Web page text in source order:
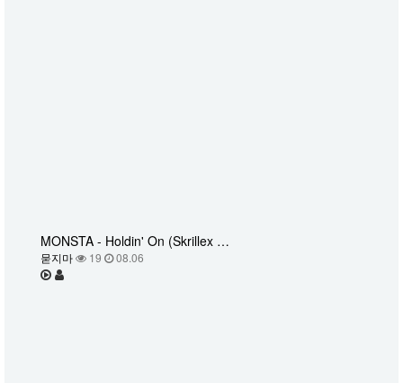
MONSTA - Holdin' On (Skrillex …
묻지마 19 08.06